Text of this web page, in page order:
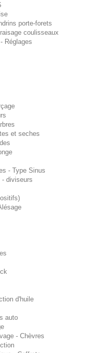
porte-forets
coulisseaux
Réglages
et seches
- Type Sinus
- diviseurs
d'huile
auto
- Chèvres